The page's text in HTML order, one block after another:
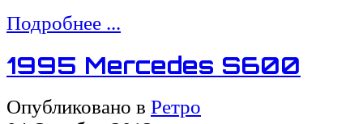
Подробнее ...
1995 Mercedes S600
Опубликовано в Ретро